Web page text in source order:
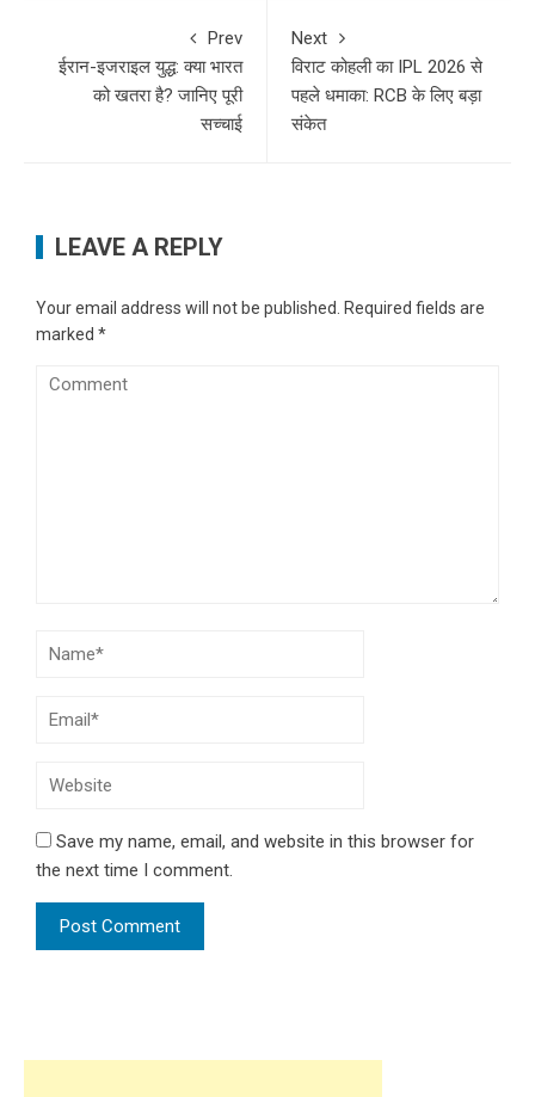
Prev
ईरान-इजराइल युद्ध: क्या भारत
को खतरा है? जानिए पूरी
सच्चाई
Next
विराट कोहली का IPL 2026 से
पहले धमाका: RCB के लिए बड़ा
संकेत
LEAVE A REPLY
Your email address will not be published.
Required fields are
marked *
Save my name, email, and website in this browser for
the next time I comment.